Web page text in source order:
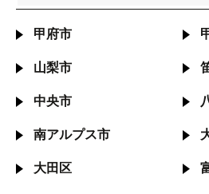
甲府市
山梨市
中央市
南アルプス市
大田区